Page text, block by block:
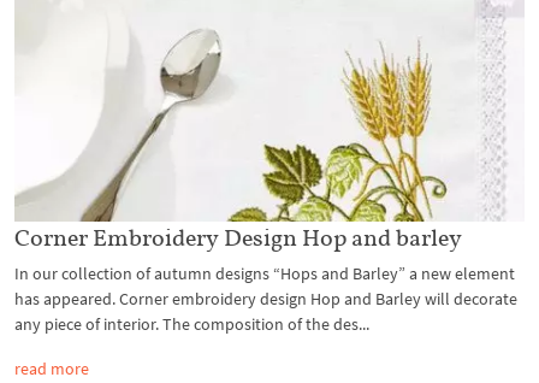
Corner Embroidery Design Hop and barley
In our collection of autumn designs “Hops and Barley” a new element
has appeared. Corner embroidery design Hop and Barley will decorate
any piece of interior. The composition of the des...
read more